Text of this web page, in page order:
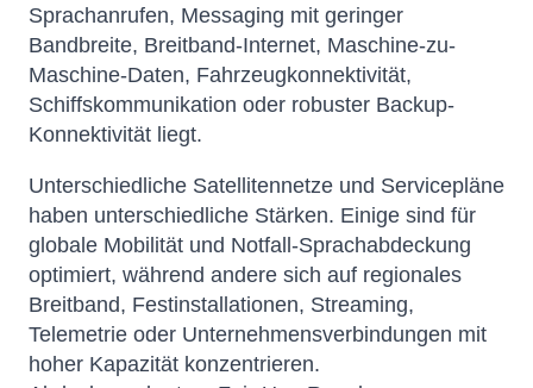
Sprachanrufen, Messaging mit geringer
Bandbreite, Breitband-Internet, Maschine-zu-
Maschine-Daten, Fahrzeugkonnektivität,
Schiffskommunikation oder robuster Backup-
Konnektivität liegt.
Unterschiedliche Satellitennetze und Servicepläne
haben unterschiedliche Stärken. Einige sind für
globale Mobilität und Notfall-Sprachabdeckung
optimiert, während andere sich auf regionales
Breitband, Festinstallationen, Streaming,
Telemetrie oder Unternehmensverbindungen mit
hoher Kapazität konzentrieren.